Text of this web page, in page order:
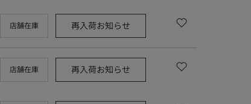
店舗在庫 再入荷お知らせ
店舗在庫 再入荷お知らせ